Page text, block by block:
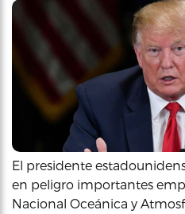
El presidente
en peligro importantes
Nacional Oceánica y